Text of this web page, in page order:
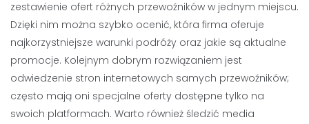
zestawienie ofert różnych przewoźników w jednym miejscu.
Dzięki nim można szybko ocenić, która firma oferuje
najkorzystniejsze warunki podróży oraz jakie są aktualne
promocje. Kolejnym dobrym rozwiązaniem jest
odwiedzenie stron internetowych samych przewoźników;
często mają oni specjalne oferty dostępne tylko na
swoich platformach. Warto również śledzić media